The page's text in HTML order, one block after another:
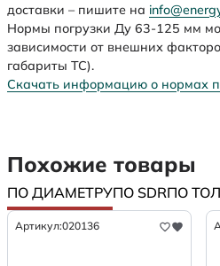
доставки – пишите на
Нормы погрузки Ду 63-125 мм
зависимости от внешних
габариты ТС).
Скачать информацию о нормах
Похожие товары
ПО ДИАМЕТРУПО SDRПО
Артикул:020136